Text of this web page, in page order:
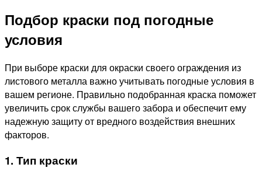
Подбор краски под погодные
условия
При выборе краски для окраски своего ограждения из
листового металла важно учитывать погодные условия в
вашем регионе. Правильно подобранная краска поможет
увеличить срок службы вашего забора и обеспечит ему
надежную защиту от вредного воздействия внешних
факторов.
1. Тип краски